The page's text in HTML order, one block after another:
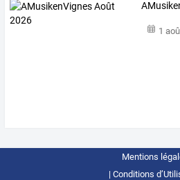
1
Mentions
Conditions